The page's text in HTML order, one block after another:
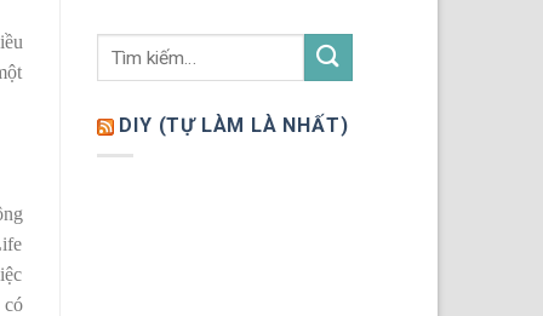
có
DIY (TỰ LÀM LÀ NHẤT)